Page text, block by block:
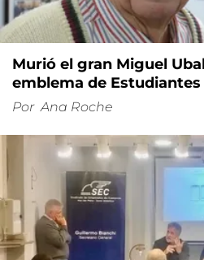
Murió el gran Miguel
emblema de Estudiantes
Por Ana Roche